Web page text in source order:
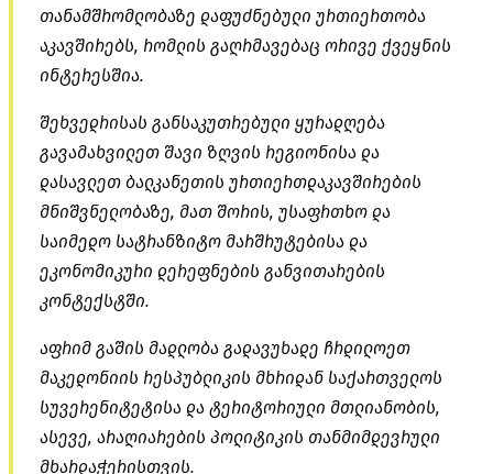
თანამშრომლობაზე დაფუძნებული ურთიერთობა
აკავშირებს, რომლის გაღრმავებაც ორივე ქვეყნის
ინტერესშია.
შეხვედრისას განსაკუთრებული ყურადღება
გავამახვილეთ შავი ზღვის რეგიონისა და
დასავლეთ ბალკანეთის ურთიერთდაკავშირების
მნიშვნელობაზე, მათ შორის, უსაფრთხო და
საიმედო სატრანზიტო მარშრუტებისა და
ეკონომიკური დერეფნების განვითარების
კონტექსტში.
აფრიმ გაშის მადლობა გადავუხადე ჩრდილოეთ
მაკედონიის რესპუბლიკის მხრიდან საქართველოს
სუვერენიტეტისა და ტერიტორიული მთლიანობის,
ასევე, არაღიარების პოლიტიკის თანმიმდევრული
მხარდაჭერისთვის.